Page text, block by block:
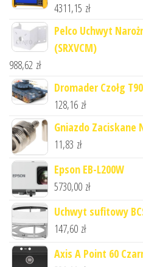
4311,15 zł
Pelco Uchwyt
(SRXVCM)
988,62 zł
Dromader Czołg
128,16 zł
Gniazdo Zaciskane
11,83 zł
Epson EB-L200W
5730,00 zł
Uchwyt sufitowy
147,60 zł
Axis A Point 60